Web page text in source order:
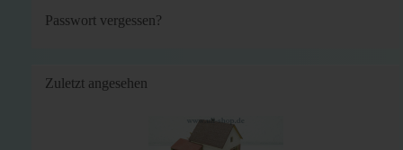
Passwort vergessen?
Zuletzt angesehen